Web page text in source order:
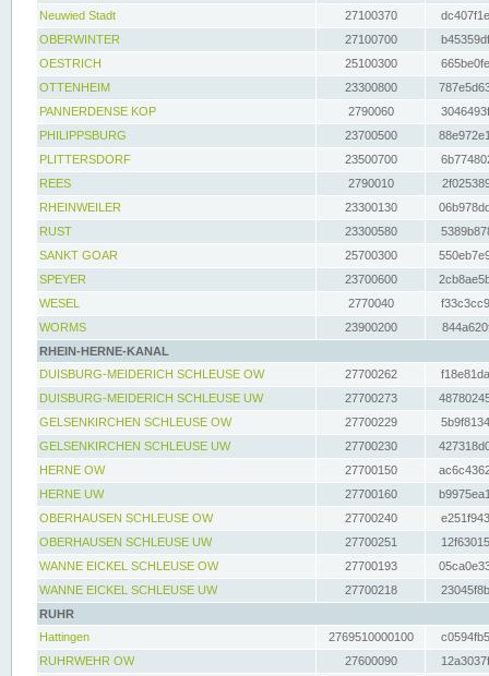
Neuwied Stadt
27100370
OBERWINTER
27100700
OESTRICH
25100300
OTTENHEIM
23300800
PANNERDENSE KOP
2790060
PHILIPPSBURG
23700500
PLITTERSDORF
23500700
REES
2790010
RHEINWEILER
23300130
RUST
23300580
SANKT GOAR
25700300
SPEYER
23700600
WESEL
2770040
WORMS
23900200
RHEIN-HERNE-KANAL
DUISBURG-MEIDERICH SCHLEUSE OW
27700262
DUISBURG-MEIDERICH SCHLEUSE UW
27700273
GELSENKIRCHEN SCHLEUSE OW
27700229
GELSENKIRCHEN SCHLEUSE UW
27700230
HERNE OW
27700150
HERNE UW
27700160
OBERHAUSEN SCHLEUSE OW
27700240
OBERHAUSEN SCHLEUSE UW
27700251
WANNE EICKEL SCHLEUSE OW
27700193
WANNE EICKEL SCHLEUSE UW
27700218
RUHR
Hattingen
2769510000100
RUHRWEHR OW
27600090